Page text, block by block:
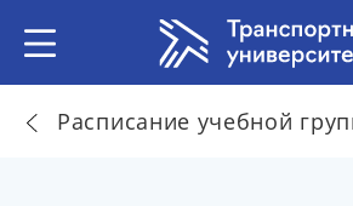
Расписание учебной